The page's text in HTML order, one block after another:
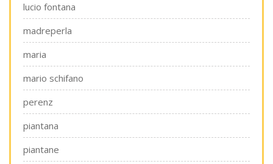
lucio fontana
madreperla
maria
mario schifano
perenz
piantana
piantane